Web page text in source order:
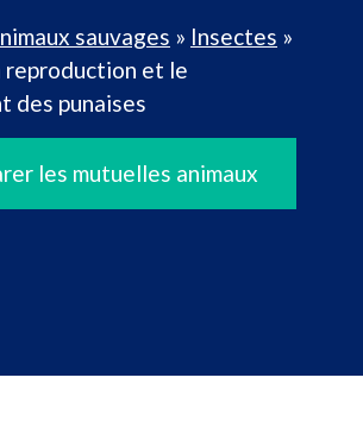
sauvages » Insectes »
reproduction et le
des punaises
les mutuelles animaux